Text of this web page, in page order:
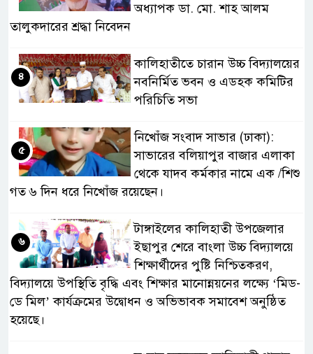
অধ্যাপক ডা. মো. শাহ আলম
তালুকদারের শ্রদ্ধা নিবেদন
কালিহাতীতে চারান উচ্চ বিদ্যালয়ের
নবনির্মিত ভবন ও এডহক কমিটির
পরিচিতি সভা
৪
নিখোঁজ সংবাদ সাভার (ঢাকা):
সাভারের বলিয়াপুর বাজার এলাকা
থেকে যাদব কর্মকার নামে এক /শিশু
গত ৬ দিন ধরে নিখোঁজ রয়েছেন।
৫
টাঙ্গাইলের কালিহাতী উপজেলার
ইছাপুর শেরে বাংলা উচ্চ বিদ্যালয়ে
শিক্ষার্থীদের পুষ্টি নিশ্চিতকরণ,
বিদ্যালয়ে উপস্থিতি বৃদ্ধি এবং শিক্ষার মানোন্নয়নের লক্ষ্যে ‘মিড-
ডে মিল’ কার্যক্রমের উদ্বোধন ও অভিভাবক সমাবেশ অনুষ্ঠিত
হয়েছে।
৬